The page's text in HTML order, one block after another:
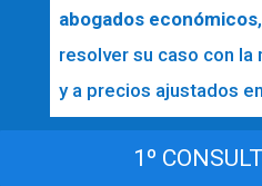
abogados económicos
resolver su caso con la
y a precios ajustados
1º